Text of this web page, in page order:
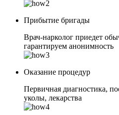
Прибытие бригады
Врач-нарколог приедет
гарантируем анонимность
Оказание процедур
Первичная диагностика,
уколы, лекарства